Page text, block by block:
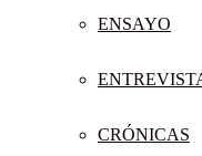
ENSAYO
CRÓNICAS